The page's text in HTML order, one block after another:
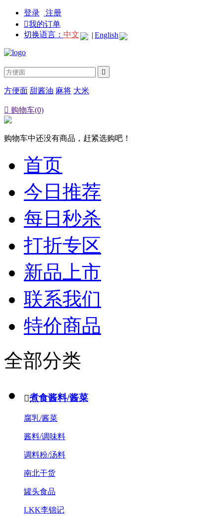
登录
注册
我的订单
切换语言： 中文 | English

方便面 甜酱油 麻将 大米
 购物车(0)
购物车中还没有商品，赶紧选购吧！
首页
今日推荐
每日秒杀
打折专区
新品上市
联系我们
特价商品
全部分类
煮食酱料/酱菜
腐乳/酱菜
酱料/调味料
调料粉/汤料
南北干货
罐头食品
LKK李锦记